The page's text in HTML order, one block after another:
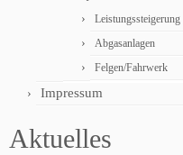
Leistungssteigerung
Abgasanlagen
Felgen/Fahrwerk
Impressum
Aktuelles